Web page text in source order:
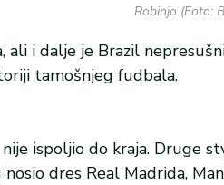
Robinjo (Foto:
ali i dalje je Brazil
tamošnjeg fudbala.
ispoljio do kraja. Druge
dres Real Madrida,